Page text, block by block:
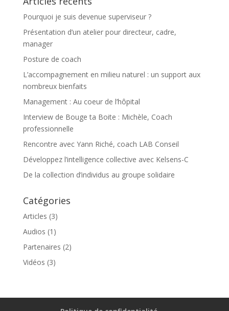
Pourquoi je suis devenue superviseur ?
Présentation d’un atelier pour directeur, cadre,
manager
Posture de coach
L’accompagnement en milieu naturel : un support aux
nombreux bienfaits
Management : Au coeur de l’hôpital
Interview de Bouge ta Boite : Michèle, Coach
professionnelle
Rencontre avec Yann Riché, coach LAB Conseil
Développez l’intelligence collective avec Kelsens-C
De la collection d’individus au groupe solidaire
Catégories
Articles (3)
Audios (1)
Partenaires (2)
Vidéos (3)